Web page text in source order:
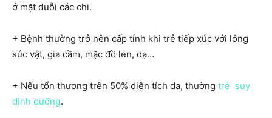
ở mặt duỗi các chi.
+ Bệnh thường trở nên cấp tính khi trẻ tiếp xúc với lông
súc vật, gia cầm, mặc đồ len, dạ…
+ Nếu tổn thương trên 50% diện tích da, thường trẻ suy
dinh dưỡng.